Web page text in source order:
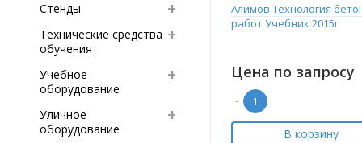
Стенды
Технические средства
обучения
Учебное
оборудование
Уличное
оборудование
Алимов Технология
работ Учебник 2015г
Цена по запросу
-
В корзину